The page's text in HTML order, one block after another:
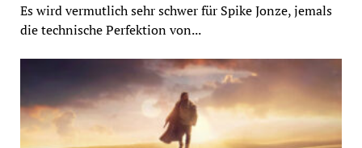
Es wird vermutlich sehr schwer für Spike Jonze, jemals
die technische Perfektion von...